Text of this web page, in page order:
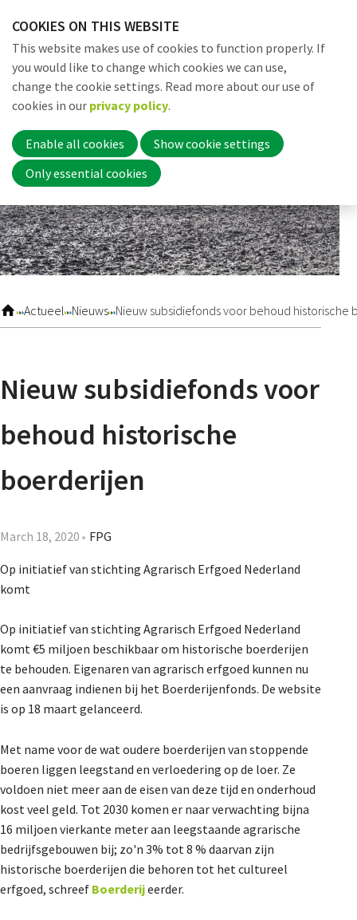
links
Jump
to
navigation
to
main
content
Actueel Nieuws Nieuw subsidiefonds voor behoud historische
Nieuw subsidiefonds voor
behoud historische
boerderijen
March 18, 2020 FPG
Op initiatief van stichting Agrarisch Erfgoed Nederland
komt
Op initiatief van stichting Agrarisch Erfgoed Nederland
komt €5 miljoen beschikbaar om historische boerderijen
te behouden. Eigenaren van agrarisch erfgoed kunnen nu
een aanvraag indienen bij het Boerderijenfonds. De website
is op 18 maart gelanceerd.
Met name voor de wat oudere boerderijen van stoppende
boeren liggen leegstand en verloedering op de loer. Ze
voldoen niet meer aan de eisen van deze tijd en onderhoud
kost veel geld. Tot 2030 komen er naar verwachting bijna
16 miljoen vierkante meter aan leegstaande agrarische
bedrijfsgebouwen bij; zo'n 3% tot 8 % daarvan zijn
historische boerderijen die behoren tot het cultureel
erfgoed, schreef Boerderijeerder.
Home
Nieuwsbrief
Dossiers
Contact
COOKIES ON THIS WEBSITE
This website makes use of cookies to function properly. If
you would like to change which cookies we can use,
change the cookie settings. Read more about our use of
cookies in our privacy policy.
Enable all cookies
Show cookie settings
Only essential cookies